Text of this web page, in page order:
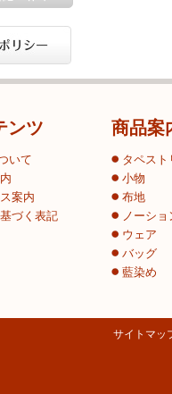
ンツ
いて
案内
づく表記
商品案
タペスト
小物
布地
ノーショ
ウェア
バッグ
藍染め
サイトマッ